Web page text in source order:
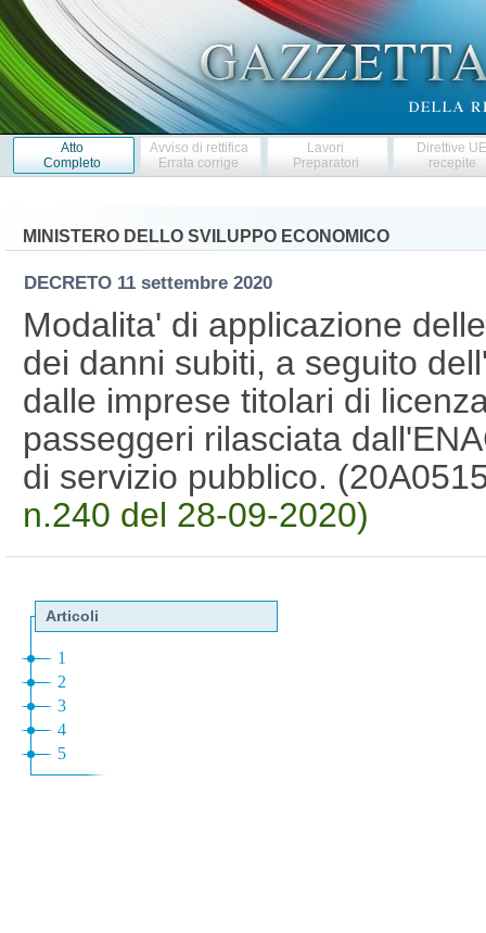
Atto
Completo
Avviso di rettifica
Errata corrige
Lavori
Preparatori
Direttive
recepite
MINISTERO DELLO SVILUPPO ECONOMICO
DECRETO 11 settembre 2020
Modalita' di applicazione
dei danni subiti, a seguito
dalle imprese titolari di
passeggeri rilasciata
di servizio pubblico.
n.240 del 28-09-2020)